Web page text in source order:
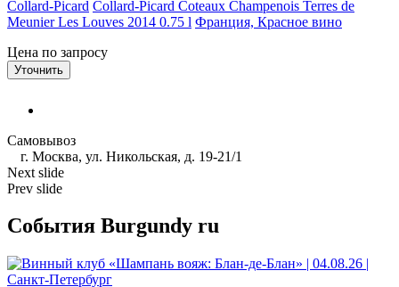
Collard-Picard Collard-Picard Coteaux Champenois Terres de
Meunier Les Louves 2014 0.75 l Франция, Красное вино
Цена по запросу
Уточнить
Самовывоз
г. Москва, ул. Никольская, д. 19-21/1
Next slide
Prev slide
События Burgundy ru